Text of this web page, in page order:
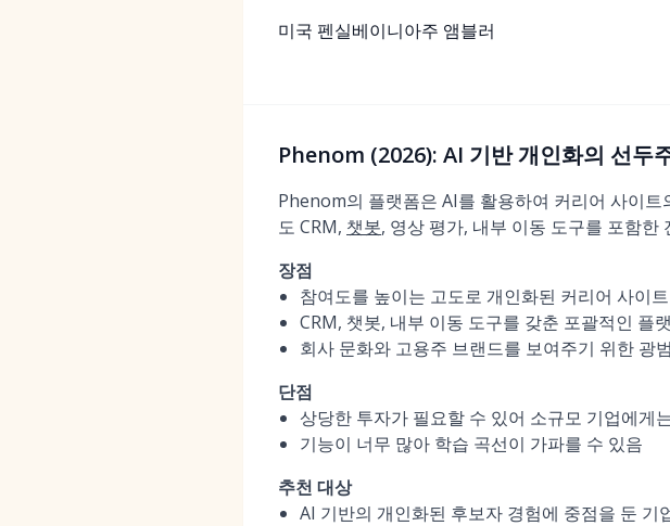
미국 펜실베이니아주 앰블러
Phenom (2026): AI 기반 개인화의 선두
Phenom의 플랫폼은 AI를 활용하여 커리어 사이
도 CRM, 챗봇, 영상 평가, 내부 이동 도구를 포함
장점
참여도를 높이는 고도로 개인화된 커리어 사이
CRM, 챗봇, 내부 이동 도구를 갖춘 포괄적인 플
회사 문화와 고용주 브랜드를 보여주기 위한 광
단점
상당한 투자가 필요할 수 있어 소규모 기업에게
기능이 너무 많아 학습 곡선이 가파를 수 있음
추천 대상
AI 기반의 개인화된 후보자 경험에 중점을 둔 기